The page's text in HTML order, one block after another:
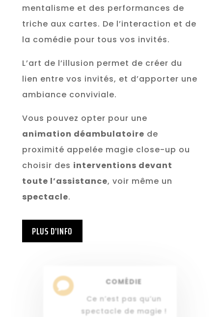
mentalisme et des performances de
triche aux cartes. De l’interaction et de
la comédie pour tous vos invités.
L’art de l’illusion permet de créer du
lien entre vos invités, et d’apporter une
ambiance conviviale.
Vous pouvez opter pour une
animation déambulatoire de
proximité appelée magie close-up ou
choisir des interventions devant
toute l’assistance, voir même un
spectacle.
PLUS D'INFO

COMÉDIE
Ce n’est pas qu’un
spectacle de magie !